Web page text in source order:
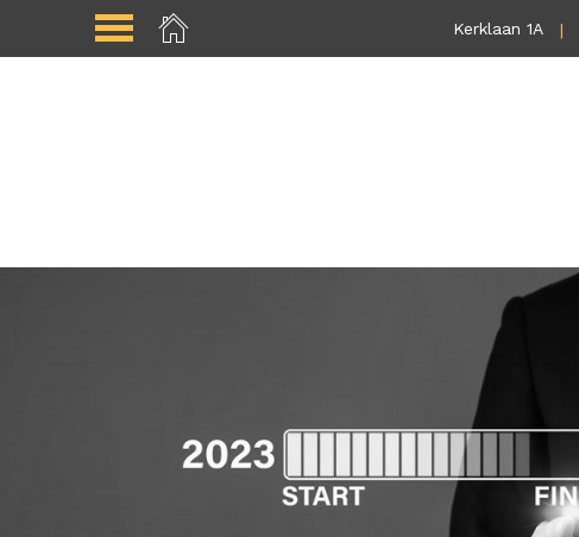
Kerklaan 1A